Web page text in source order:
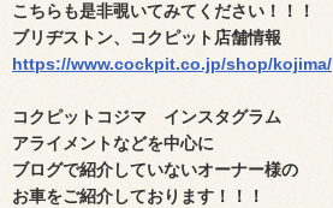
こちらも是非覗いてみてください！！！
ブリヂストン、コクピット店舗情報
https://www.cockpit.co.jp/shop/kojima/
コクピットコジマ インスタグラム
アライメントなどを中心に
ブログで紹介していないオーナー様の
お車をご紹介しております！！！